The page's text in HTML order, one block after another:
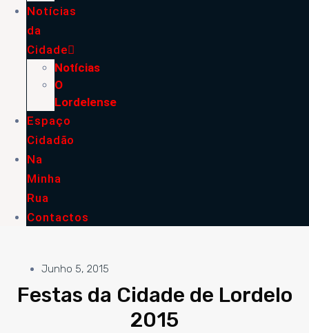
Notícias
da
Cidade
Notícias
O
Lordelense
Espaço
Cidadão
Na
Minha
Rua
Contactos
Junho 5, 2015
Festas da Cidade de Lordelo
2015